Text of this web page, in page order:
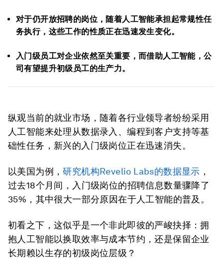
对于仍开放招聘的岗位，随着人工智能承担起常规性任
务执行，这些工作的性质正在迅速发生变化。
入门级员工对企业依然至关重要，而借助人工智能，公
司有望提升初级员工的生产力。
纵观当前的就业市场，随着各行业领导者纷纷采用
人工智能来处理从数据录入、编程到客户支持等基
础性任务，新兴的入门级岗位正在迅速消失。
以美国为例，研究机构Revelio Labs的数据显示 ，
过去18个月间，入门级岗位的招聘信息数量骤降了
35%，其中很大一部分原因在于人工智能的普及。
初看之下，这似乎是一个非此即彼的严峻抉择：拥
抱人工智能以换取效率与成本节约，还是保留企业
长期赖以生存的初级岗位层级？